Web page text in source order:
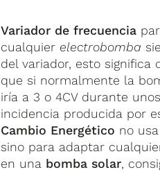
Variador de frecuencia
cualquier electrobomba
del variador, esto
que si normalmente la
iría a 3 o 4CV durante
incidencia producida por
Cambio Energético no
sino para adaptar
en una bomba solar,